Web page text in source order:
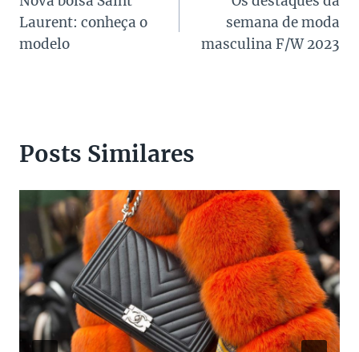
de
Post
Laurent: conheça o
modelo
semana de moda
masculina F/W 2023
Posts Similares